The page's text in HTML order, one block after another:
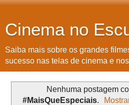
Cinema no
Saiba mais sobre os grandes
sucesso nas telas de cinema e
Nenhuma postagem
#MaisQueEspeciais.